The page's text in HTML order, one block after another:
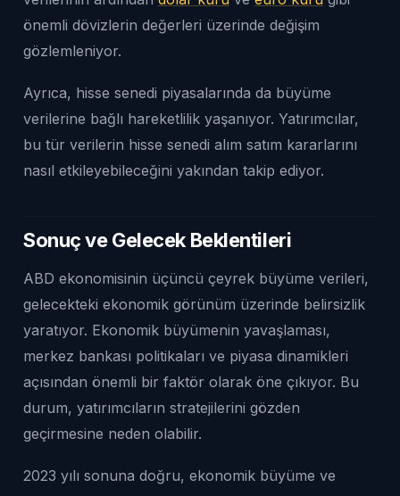
önemli dövizlerin değerleri üzerinde değişim
gözlemleniyor.
Ayrıca, hisse senedi piyasalarında da büyüme
verilerine bağlı hareketlilik yaşanıyor. Yatırımcılar,
bu tür verilerin hisse senedi alım satım kararlarını
nasıl etkileyebileceğini yakından takip ediyor.
Sonuç ve Gelecek Beklentileri
ABD ekonomisinin üçüncü çeyrek büyüme verileri,
gelecekteki ekonomik görünüm üzerinde belirsizlik
yaratıyor. Ekonomik büyümenin yavaşlaması,
merkez bankası politikaları ve piyasa dinamikleri
açısından önemli bir faktör olarak öne çıkıyor. Bu
durum, yatırımcıların stratejilerini gözden
geçirmesine neden olabilir.
2023 yılı sonuna doğru, ekonomik büyüme ve